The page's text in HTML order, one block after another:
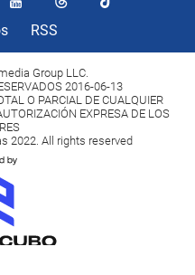
RSS
Group LLC.
2016-06-13
O PARCIAL DE CUALQUIER
EXPRESA DE LOS
2022. All rights reserved